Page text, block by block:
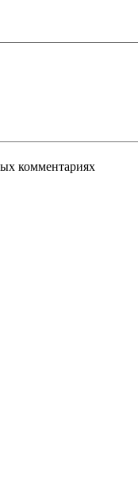
комментариях